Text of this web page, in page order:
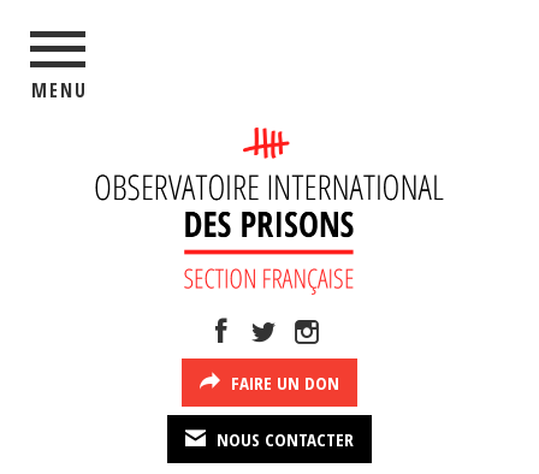
MENU
FAIRE UN DON
NOUS CONTACTER